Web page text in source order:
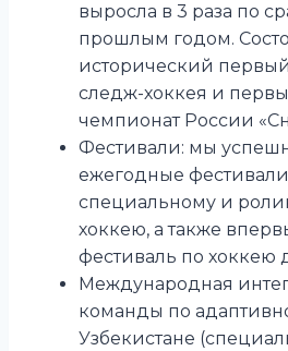
выросла в 3 раза по
прошлым годом.
исторический
следж-хоккея и
чемпионат России
Фестивали: мы
ежегодные
специальному и
хоккею, а также
фестиваль по хоккею
Международная
команды по
Узбекистане